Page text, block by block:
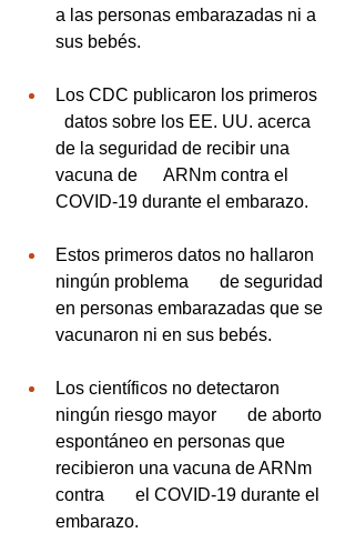
a las personas embarazadas ni a
sus bebés.
Los CDC publicaron los primeros
  datos sobre los EE. UU. acerca
de la seguridad de recibir una
vacuna de      ARNm contra el
COVID-19 durante el embarazo.
Estos primeros datos no hallaron
ningún problema       de seguridad
en personas embarazadas que se
vacunaron ni en sus bebés.
Los científicos no detectaron
ningún riesgo mayor       de aborto
espontáneo en personas que
recibieron una vacuna de ARNm
contra       el COVID-19 durante el
embarazo.